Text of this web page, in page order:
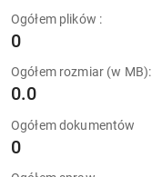
Ogółem plików :
0
Ogółem rozmiar (w MB):
0.0
Ogółem dokumentów
0